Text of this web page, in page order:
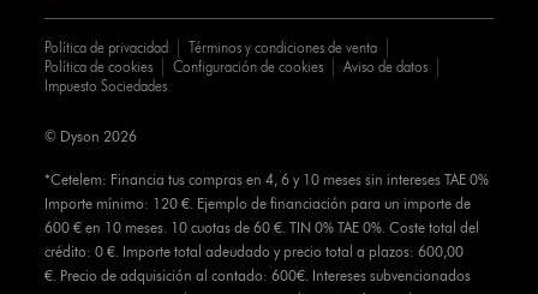
Política de privacidad
Términos y condiciones de venta
Política de cookies
Configuración de cookies
Aviso de datos
Impuesto Sociedades
*Cetelem: Financia tus compras en 4, 6 y 10 meses sin intereses TAE 0%
Importe mínimo: 120 €. Ejemplo de financiación para un importe de
600 € en 10 meses. 10 cuotas de 60 €. TIN 0% TAE 0%. Coste total del
crédito: 0 €. Importe total adeudado y precio total a plazos: 600,00
€. Precio de adquisición al contado: 600€. Intereses subvencionados
© Dyson 2026